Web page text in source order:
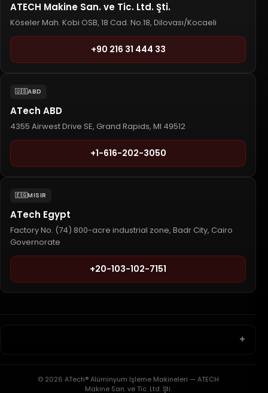
ATECH Makine San. ve Tic. Ltd. Şti.
Köseler Mah. Kobi OSB, 18 Cad. No.18, Dilovası/Kocaeli
+90 216 31 444 33
🇺🇸ABD
ATech ABD
4355 Airwest Drive SE, Grand Rapids, MI 49512
+1-616-202-3050
🇪🇬MISIR
ATech Egypt
Factory No. (74) 800-acre industrial zone, Badr City, Cairo
Governorate
+20-103-102-7151
© 2026 ATech® Alüminyum İşleme Makineleri — ATECH
Makine San. ve Tic. Ltd. Şti.